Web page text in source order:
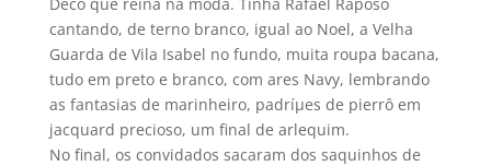
cantando, de terno branco, igual ao Noel, a Velha
Guarda de Vila Isabel no fundo, muita roupa bacana,
tudo em preto e branco, com ares Navy, lembrando
as fantasias de marinheiro, padríµes de pierrô em
jacquard precioso, um final de arlequim.
No final, os convidados sacaram dos saquinhos de